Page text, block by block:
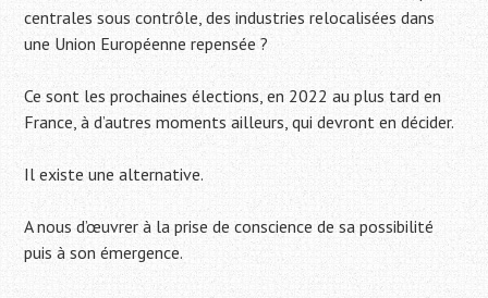
centrales sous contrôle, des industries relocalisées dans
une Union Européenne repensée ?
Ce sont les prochaines élections, en 2022 au plus tard en
France, à d’autres moments ailleurs, qui devront en décider.
Il existe une alternative.
A nous d’œuvrer à la prise de conscience de sa possibilité
puis à son émergence.